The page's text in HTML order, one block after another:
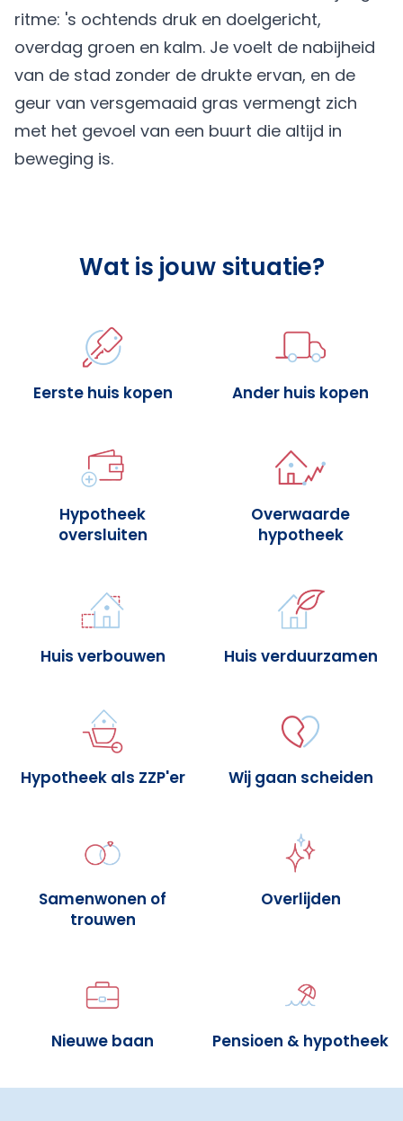
ritme: 's ochtends druk en doelgericht,
overdag groen en kalm. Je voelt de nabijheid
van de stad zonder de drukte ervan, en de
geur van versgemaaid gras vermengt zich
met het gevoel van een buurt die altijd in
beweging is.
Wat is jouw situatie?
Eerste huis kopen Ander huis kopen
Hypotheek
oversluiten
Overwaarde
hypotheek
Huis verbouwen Huis verduurzamen
Hypotheek als ZZP'er Wij gaan scheiden
Samenwonen of
trouwen
Overlijden
Nieuwe baan Pensioen & hypotheek